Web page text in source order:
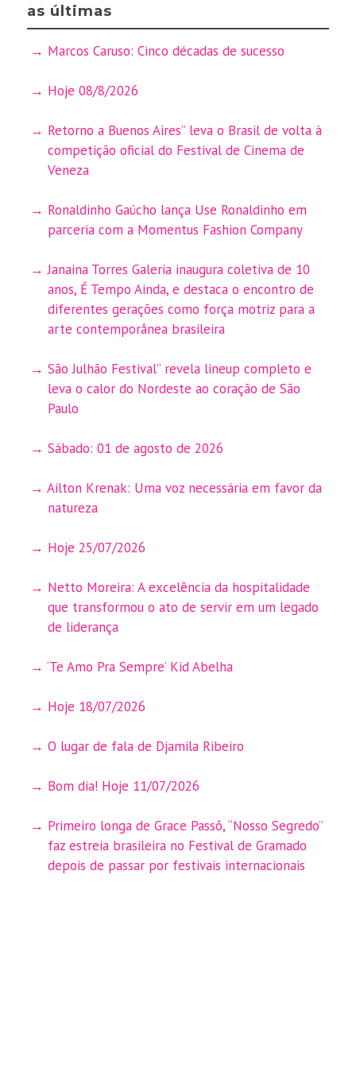
as últimas
Marcos Caruso: Cinco décadas de sucesso
Hoje 08/8/2026
Retorno a Buenos Aires” leva o Brasil de volta à
competição oficial do Festival de Cinema de
Veneza
Ronaldinho Gaúcho lança Use Ronaldinho em
parceria com a Momentus Fashion Company
Janaina Torres Galeria inaugura coletiva de 10
anos, É Tempo Ainda, e destaca o encontro de
diferentes gerações como força motriz para a
arte contemporânea brasileira
São Julhão Festival” revela lineup completo e
leva o calor do Nordeste ao coração de São
Paulo
Sábado: 01 de agosto de 2026
Ailton Krenak: Uma voz necessária em favor da
natureza
Hoje 25/07/2026
Netto Moreira: A excelência da hospitalidade
que transformou o ato de servir em um legado
de liderança
‘Te Amo Pra Sempre’ Kid Abelha
Hoje 18/07/2026
O lugar de fala de Djamila Ribeiro
Bom dia! Hoje 11/07/2026
Primeiro longa de Grace Passô, “Nosso Segredo”
faz estreia brasileira no Festival de Gramado
depois de passar por festivais internacionais